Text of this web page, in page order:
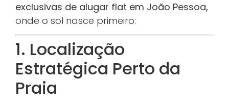
exclusivas de alugar flat em João Pessoa,
onde o sol nasce primeiro:
1. Localização
Estratégica Perto da
Praia